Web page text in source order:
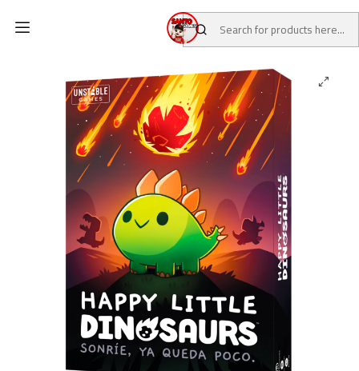
Board Games HAPPY LITTLE DINOSAURS